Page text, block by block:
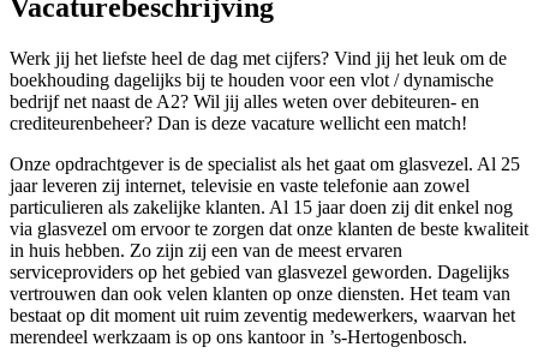
Vacaturebeschrijving
Werk jij het liefste heel de dag met cijfers? Vind jij het leuk om de
boekhouding dagelijks bij te houden voor een vlot / dynamische
bedrijf net naast de A2? Wil jij alles weten over debiteuren- en
crediteurenbeheer? Dan is deze vacature wellicht een match!
Onze opdrachtgever is de specialist als het gaat om glasvezel. Al 25
jaar leveren zij internet, televisie en vaste telefonie aan zowel
particulieren als zakelijke klanten. Al 15 jaar doen zij dit enkel nog
via glasvezel om ervoor te zorgen dat onze klanten de beste kwaliteit
in huis hebben. Zo zijn zij een van de meest ervaren
serviceproviders op het gebied van glasvezel geworden. Dagelijks
vertrouwen dan ook velen klanten op onze diensten. Het team van
bestaat op dit moment uit ruim zeventig medewerkers, waarvan het
merendeel werkzaam is op ons kantoor in ’s-Hertogenbosch.